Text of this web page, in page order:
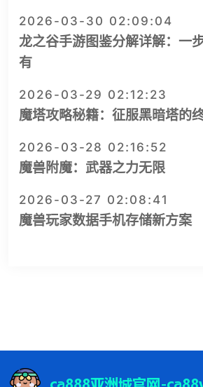
2026-03-30 02:09:04
龙之谷手游图鉴分解详解：一
有
2026-03-29 02:12:23
魔塔攻略秘籍：征服黑暗塔的
2026-03-28 02:16:52
魔兽附魔：武器之力无限
2026-03-27 02:08:41
魔兽玩家数据手机存储新方案